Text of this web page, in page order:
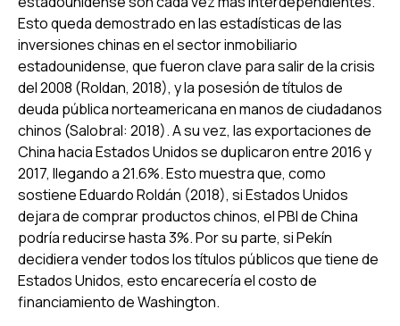
Esto queda demostrado en las estadísticas de las
inversiones chinas en el sector inmobiliario
estadounidense, que fueron clave para salir de la crisis
del 2008 (Roldan, 2018), y la posesión de títulos de
deuda pública norteamericana en manos de ciudadanos
chinos (Salobral: 2018). A su vez, las exportaciones de
China hacia Estados Unidos se duplicaron entre 2016 y
2017, llegando a 21.6%. Esto muestra que, como
sostiene Eduardo Roldán (2018), si Estados Unidos
dejara de comprar productos chinos, el PBI de China
podría reducirse hasta 3%. Por su parte, si Pekín
decidiera vender todos los títulos públicos que tiene de
Estados Unidos, esto encarecería el costo de
financiamiento de Washington.